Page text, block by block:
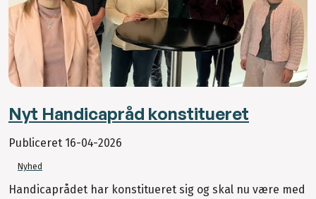
Nyt Handicapråd konstitueret
Publiceret 16-04-2026
Nyhed
Handicaprådet har konstitueret sig og skal nu være med